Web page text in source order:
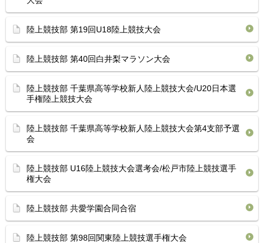
陸上競技部 第19回U18陸上競技大会
陸上競技部 第40回白井梨マラソン大会
陸上競技部 千葉県高等学校新人陸上競技大会/U20日本選
手権陸上競技大会
陸上競技部 千葉県高等学校新人陸上競技大会第4支部予選
会
陸上競技部 U16陸上競技大会選考会/松戸市陸上競技選手
権大会
陸上競技部 共愛学園合同合宿
陸上競技部 第98回関東陸上競技選手権大会